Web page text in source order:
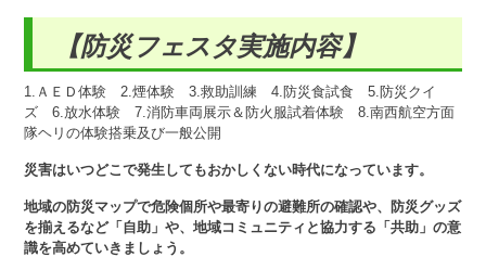
【防災フェスタ実施内容】
1.ＡＥＤ体験 2.煙体験 3.救助訓練 4.防災食試食 5.防災クイ
ズ 6.放水体験 7.消防車両展示＆防火服試着体験 8.南西航空方面
隊ヘリの体験搭乗及び一般公開
災害はいつどこで発生してもおかしくない時代になっています。
地域の防災マップで危険個所や最寄りの避難所の確認や、防災グッズ
を揃えるなど「自助」や、地域コミュニティと協力する「共助」の意
識を高めていきましょう。